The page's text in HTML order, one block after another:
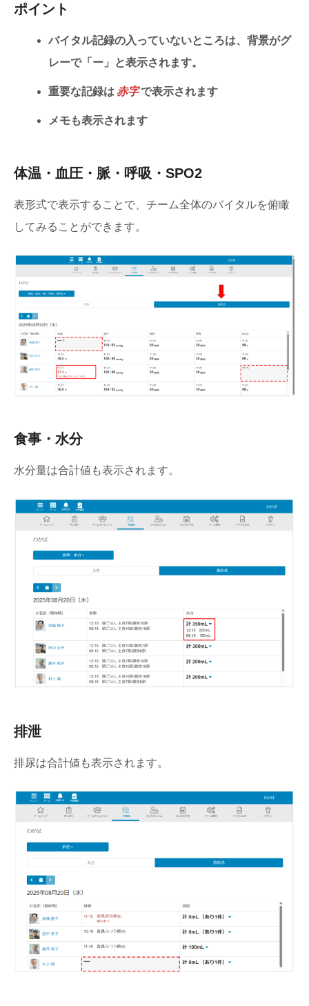
ポイント
バイタル記録の入っていないところは、背景がグ
レーで「ー」と表示されます。
重要な記録は 赤字で表示されます
メモも表示されます
体温・血圧・脈・呼吸・SPO2
表形式で表示することで、チーム全体のバイタルを俯瞰
してみることができます。
食事・水分
水分量は合計値も表示されます。
排泄
排尿は合計値も表示されます。